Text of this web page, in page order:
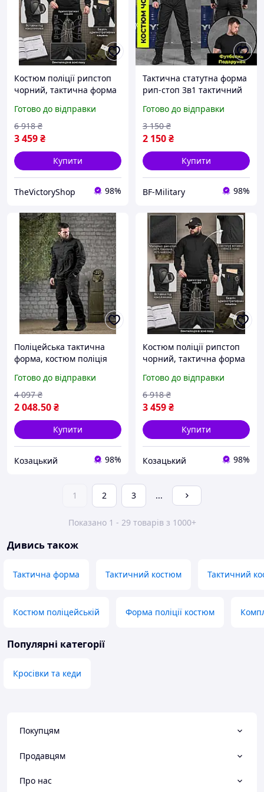
Костюм поліції рипстоп
чорний, тактична форма
форма поліції XL Tc3ok
Готово до відправки
3 459₴
6 918 ₴
Купити
TheVictoryShop 98%
Тактична статутна форма
рип-стоп 3в1 тактичний
літня форма поліції BAGS
Готово до відправки
2 150₴
3 150 ₴
Купити
BF-Military 98%
Поліцейська тактична
форма, костюм поліція
поліції L odfbq
Готово до відправки
2 048.50₴
4 097 ₴
Купити
Козацький 98%
Костюм поліції рипстоп
чорний, тактична форма
форма поліції XL Bn7zx
Готово до відправки
3 459₴
6 918 ₴
Купити
Козацький 98%
1 2 3 ...
Показано 1 - 29 товарів з 1000+
Дивись також
Тактична форма Тактичний костюм Тактичний
Костюм поліцейській Форма поліції костюм
Популярні категорії
Кросівки та кеди
Покупцям
Продавцям
Про нас